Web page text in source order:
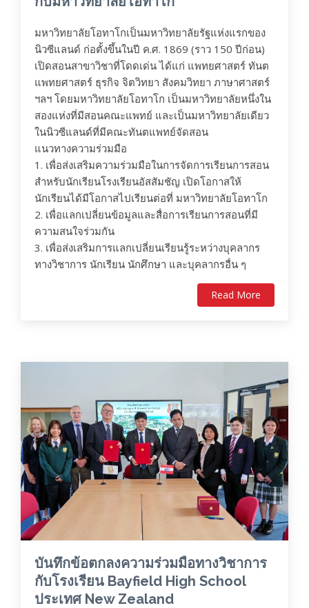
มหาวิทยาลัยโอทาโกเป็นมหาวิทยาลัยรัฐแห่งแรกของ
นิวซีแลนด์ ก่อตั้งขึ้นในปี ค.ศ. 1869 (ราว 150 ปีก่อน)
เปิดสอนสาขาวิชาที่โดดเด่น ได้แก่ แพทยศาสตร์ ทันต
แพทยศาสตร์ ธุรกิจ จิตวิทยา สังคมวิทยา ภาษาศาสตร์
ฯลฯ โดยมหาวิทยาลัยโอทาโก เป็นมหาวิทยาลัยหนึ่งใน
สองแห่งที่มีสอนคณะแพทย์ และเป็นมหาวิทยาลัยเดียว
ในนิวซีแลนด์ที่มีคณะทันตแพทย์จัดสอน
แนวทางความร่วมมือ
1. เพื่อส่งเสริมความร่วมมือในการจัดการเรียนการสอน
สำหรับนักเรียนโรงเรียนอัสสัมชัญ เปิดโอกาสให้
นักเรียนได้มีโอกาสไปเรียนต่อที่ มหาวิทยาลัยโอทาโก
2. เพื่อแลกเปลี่ยนข้อมูลและสื่อการเรียนการสอนที่มี
ความสนใจร่วมกัน
3. เพื่อส่งเสริมการแลกเปลี่ยนเรียนรู้ระหว่างบุคลากร
ทางวิชาการ นักเรียน นักศึกษา และบุคลากรอื่น ๆ
Read More
บันทึกข้อตกลงความร่วมมือทางวิชาการ
กับโรงเรียน Bayfield High School
ประเทศ New Zealand